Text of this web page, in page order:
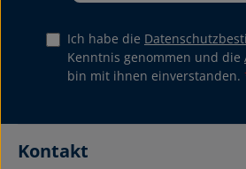
Ich habe die
Kenntnis genommen und die
bin mit ihnen einverstanden.
Kontakt